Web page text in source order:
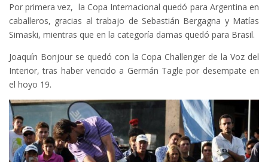
Por primera vez, la Copa Internacional quedó para Argentina en
caballeros, gracias al trabajo de Sebastián Bergagna y Matías
Simaski, mientras que en la categoría damas quedó para Brasil.
Joaquín Bonjour se quedó con la Copa Challenger de la Voz del
Interior, tras haber vencido a Germán Tagle por desempate en
el hoyo 19.